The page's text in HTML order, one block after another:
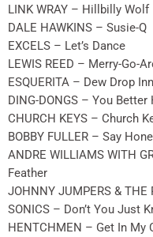
LINK WRAY – Hillbilly Wolf
DALE HAWKINS – Susie-Q
EXCELS – Let’s Dance
LEWIS REED – Merry-Go-
ESQUERITA – Dew Drop Inn
DING-DONGS – You Better
CHURCH KEYS – Church
BOBBY FULLER – Say
ANDRE WILLIAMS WITH
Feather
JOHNNY JUMPERS &
SONICS – Don’t You Just
HENTCHMEN – Get In My